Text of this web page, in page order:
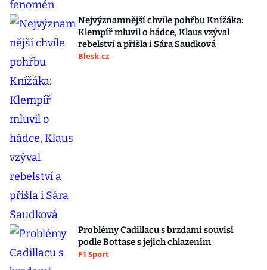
Nejvýznamnější chvíle pohřbu Knížáka:
Klempíř mluvil o hádce, Klaus vzýval
rebelství a přišla i Sára Saudková
Blesk.cz
Problémy Cadillacu s brzdami souvisí
podle Bottase s jejich chlazením
F1 Sport